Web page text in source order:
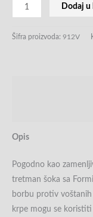
Dodaj u
Šifra proizvoda: 912V
Opis
Pogodno kao
tretman šoka sa
borbu protiv voštanih
krpe mogu se